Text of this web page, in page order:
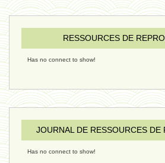
ressources de vie 05 - 23 décembre
humain 08 - 16 décembre 2024
RESSOURCES DE
Has no connect to show!
JOURNAL DE RESSOURCES DE
Has no connect to show!